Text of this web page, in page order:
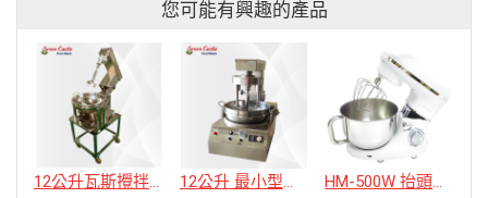
您可能有興趣的產品
12公升瓦斯攪拌機 12公升 最小型卡士達攪拌機 HM-500W 抬頭式電動攪拌機